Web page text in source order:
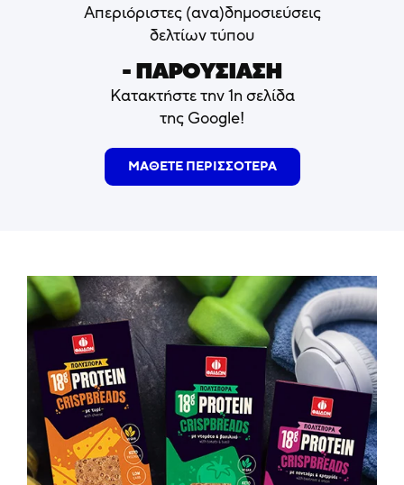
Απεριόριστες (ανα)δημοσιεύσεις
δελτίων τύπου
- ΠΑΡΟΥΣΙΑΣΗ
Κατακτήστε την 1η σελίδα
της Google!
ΜΑΘΕΤΕ ΠΕΡΙΣΣΟΤΕΡΑ